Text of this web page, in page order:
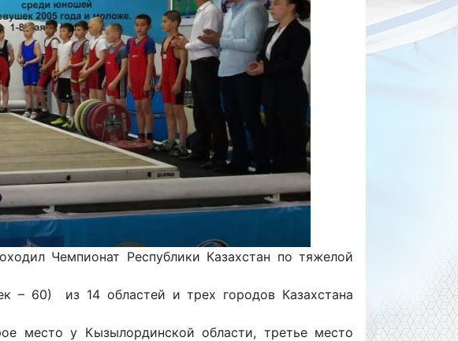
Чемпионат Республики Казахстан по тяжелой
– 60) из 14 областей и трех городов Казахстана
место у Кызылординской области, третье место